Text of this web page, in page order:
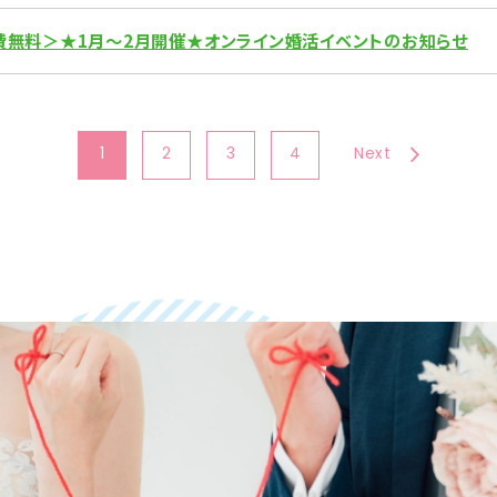
無料＞★1月～2月開催★オンライン婚活イベントのお知らせ
1 2 3 4 Next